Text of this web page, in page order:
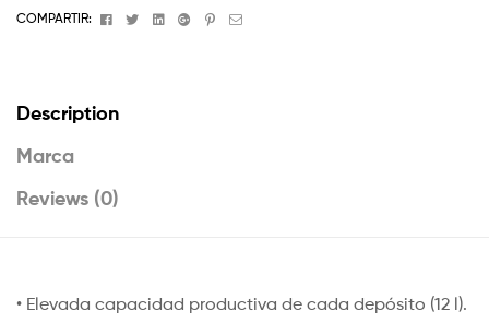
COMPARTIR: FacebookTwitterLinkedinGoogle+Pinterest
Email
Description
Marca
Reviews (0)
• Elevada capacidad productiva de cada depósito (12 l).